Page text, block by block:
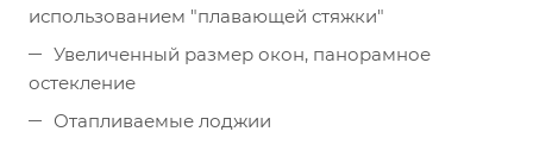
использованием "плавающей стяжки"
Увеличенный размер окон, панорамное
остекление
Отапливаемые лоджии